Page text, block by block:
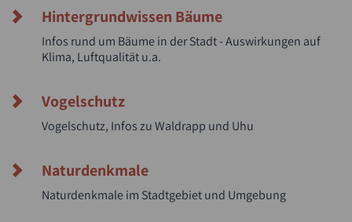
Hintergrundwissen Bäume
Infos rund um Bäume in der Stadt - Auswirkungen auf
Klima, Luftqualität u.a.
Vogelschutz
Vogelschutz, Infos zu Waldrapp und Uhu
Naturdenkmale
Naturdenkmale im Stadtgebiet und Umgebung